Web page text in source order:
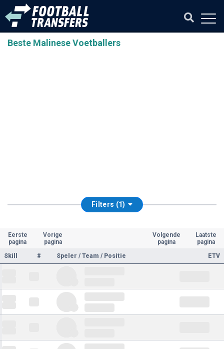
Beste Malinese Voetballers
Filters (1)
Eerste
pagina
Vorige
pagina
Volgende
pagina
Laatste
pagina
Skill
# Speler / Team / Positie ETV